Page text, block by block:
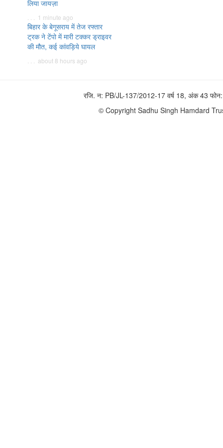
लिया जायज़ा
. . . 1 minute ago
बिहार के बेगूसराय में तेज रफ्तार
ट्रक ने टेंपो में मारी टक्कर ड्राइवर
की मौत, कई कांवड़िये घायल
. . . about 8 hours ago
रजि. न: PB/JL-137/2012-17 वर्ष 18, अंक 43
© Copyright Sadhu Singh Hamdard